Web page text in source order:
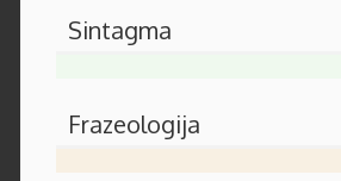
Sintagma
Frazeologija